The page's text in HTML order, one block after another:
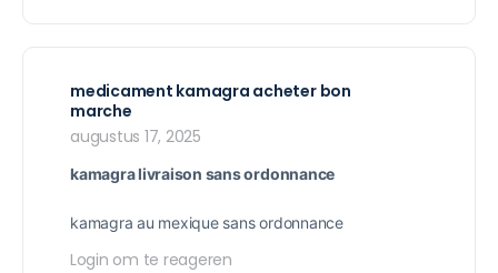
medicament kamagra acheter bon
marche
augustus 17, 2025
kamagra livraison sans ordonnance
kamagra au mexique sans ordonnance
Login om te reageren